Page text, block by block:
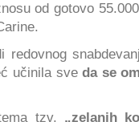
od gotovo
učinila sveda se
tzv. „zelanih